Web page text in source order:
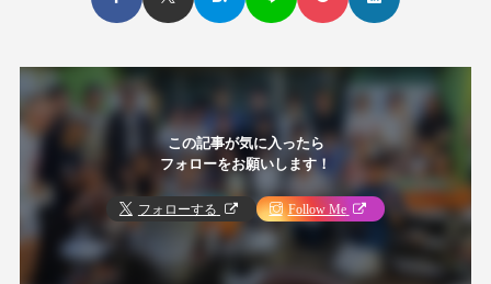
この記事が気に入ったら
フォローをお願いします！
フォローする Follow Me